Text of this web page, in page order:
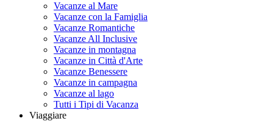
Vacanze al Mare
Vacanze con la Famiglia
Vacanze Romantiche
Vacanze All Inclusive
Vacanze in montagna
Vacanze in Città d'Arte
Vacanze Benessere
Vacanze in campagna
Vacanze al lago
Tutti i Tipi di Vacanza
Viaggiare